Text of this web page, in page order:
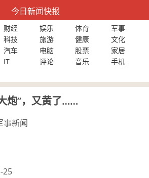
今日新闻快报
财经 娱乐 体育
军事
科技 旅游 健康
文化
汽车 电脑 股票
家居
IT 评论 音乐
手机
炮”，又黄了……
事新闻
25